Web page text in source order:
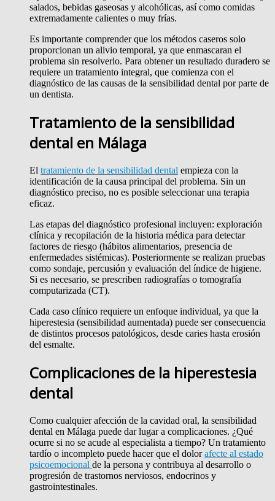
salados, bebidas gaseosas y alcohólicas, así como comidas
extremadamente calientes o muy frías.
Es importante comprender que los métodos caseros solo
proporcionan un alivio temporal, ya que enmascaran el
problema sin resolverlo. Para obtener un resultado duradero se
requiere un tratamiento integral, que comienza con el
diagnóstico de las causas de la sensibilidad dental por parte de
un dentista.
Tratamiento de la sensibilidad
dental en Málaga
El tratamiento de la sensibilidad dental empieza con la
identificación de la causa principal del problema. Sin un
diagnóstico preciso, no es posible seleccionar una terapia
eficaz.
Las etapas del diagnóstico profesional incluyen: exploración
clínica y recopilación de la historia médica para detectar
factores de riesgo (hábitos alimentarios, presencia de
enfermedades sistémicas). Posteriormente se realizan pruebas
como sondaje, percusión y evaluación del índice de higiene.
Si es necesario, se prescriben radiografías o tomografía
computarizada (CT).
Cada caso clínico requiere un enfoque individual, ya que la
hiperestesia (sensibilidad aumentada) puede ser consecuencia
de distintos procesos patológicos, desde caries hasta erosión
del esmalte.
Complicaciones de la hiperestesia
dental
Como cualquier afección de la cavidad oral, la sensibilidad
dental en Málaga puede dar lugar a complicaciones. ¿Qué
ocurre si no se acude al especialista a tiempo? Un tratamiento
tardío o incompleto puede hacer que el dolorafecte al estado
psicoemocional de la persona y contribuya al desarrollo o
progresión de trastornos nerviosos, endocrinos y
gastrointestinales.